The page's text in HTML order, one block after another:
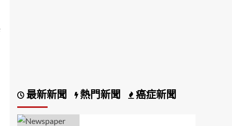
最新新聞 熱門新聞 癌症新聞